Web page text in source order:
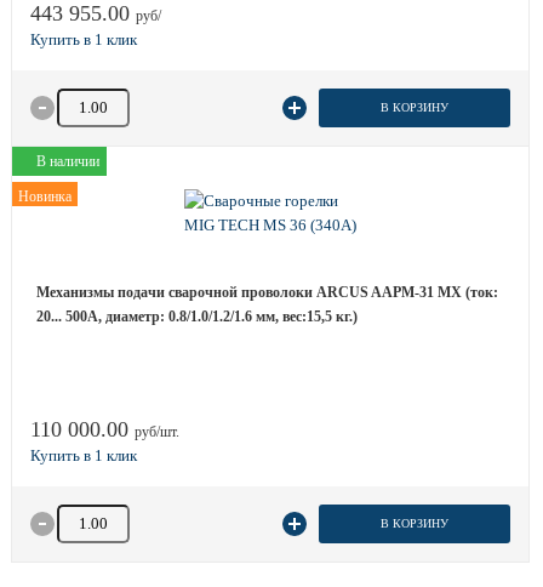
443 955.00 руб/
Количество товара В КОРЗИНУ
В наличии
Новинка
Механизмы подачи сварочной проволоки ARCUS AAPM-31 MX (ток:
20... 500А, диаметр: 0.8/1.0/1.2/1.6 мм, вес:15,5 кг.)
110 000.00 руб/шт.
Количество товара В КОРЗИНУ